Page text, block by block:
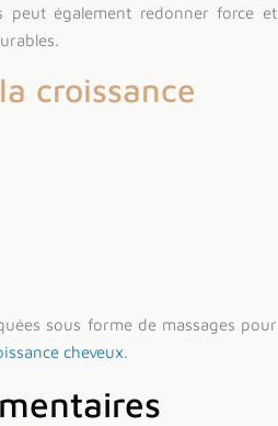
peut également redonner force et
croissance
sous forme de massages pour
cheveux.